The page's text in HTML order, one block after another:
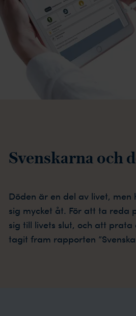
Svenskarna och
Döden är en del av livet,
sig mycket åt. För att ta reda
sig till livets slut, och att prata
tagit fram rapporten